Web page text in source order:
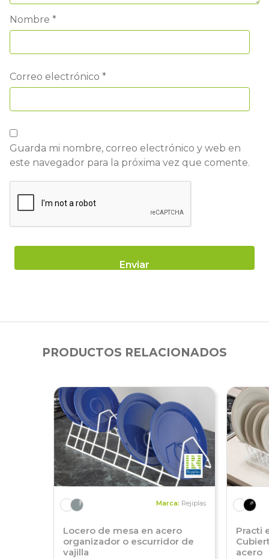
Nombre *
Correo electrónico *
Guarda mi nombre, correo electrónico y web en
este navegador para la próxima vez que comente.
PRODUCTOS RELACIONADOS
Marca: Rejiplas
Locero de mesa en acero
organizador o escurridor de
vajilla
Practi
acero